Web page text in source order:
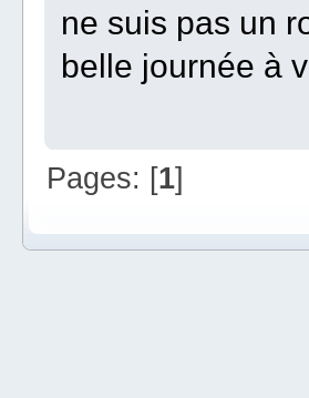
ne suis pas un
belle journée à
Pages: [1]